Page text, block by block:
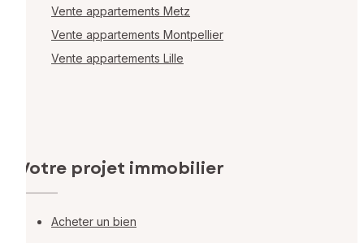
Vente appartements Metz
Vente appartements Montpellier
Vente appartements Lille
Votre projet immobilier
Acheter un bien